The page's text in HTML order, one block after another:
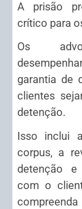
A prisão
crítico para
Os
garantia de
clientes
detenção.
Isso inclui
corpus, a
detenção
com o